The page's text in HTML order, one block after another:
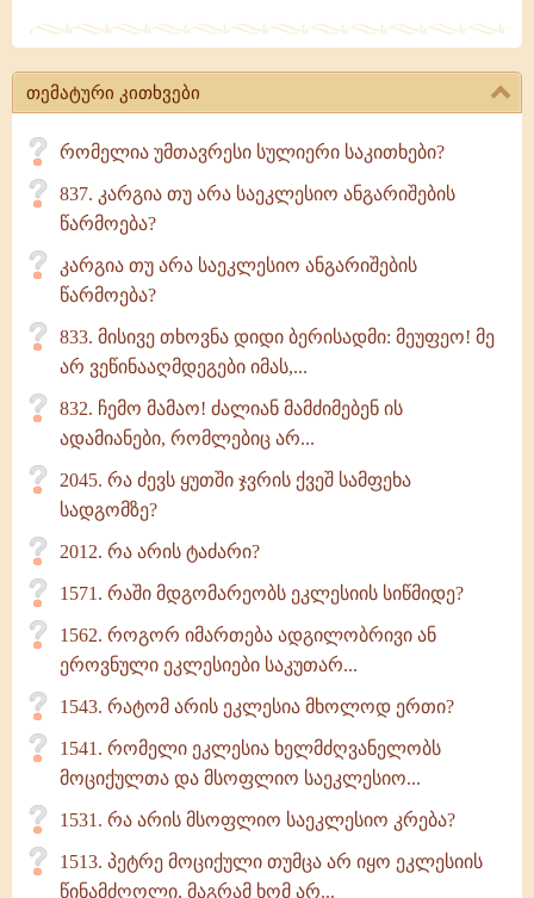
მას
ახარებს.
ეკლესია
მხოლოდ
ტექნიკის
დესპოტურ
თემატური კითხვები
რომელია უმთავრესი სულიერი საკითხები?
837. კარგია თუ არა საეკლესიო ანგარიშების
წარმოება?
კარგია თუ არა საეკლესიო ანგარიშების
წარმოება?
833. მისივე თხოვნა დიდი ბერისადმი: მეუფეო! მე
არ ვეწინააღმდეგები იმას,...
832. ჩემო მამაო! ძალიან მამძიმებენ ის
ადამიანები, რომლებიც არ...
2045. რა ძევს ყუთში ჯვრის ქვეშ სამფეხა
სადგომზე?
2012. რა არის ტაძარი?
1571. რაში მდგომარეობს ეკლესიის სიწმიდე?
1562. როგორ იმართება ადგილობრივი ან
ეროვნული ეკლესიები საკუთარ...
1543. რატომ არის ეკლესია მხოლოდ ერთი?
1541. რომელი ეკლესია ხელმძღვანელობს
მოციქულთა და მსოფლიო საეკლესიო...
1531. რა არის მსოფლიო საეკლესიო კრება?
1513. პეტრე მოციქული თუმცა არ იყო ეკლესიის
წინამძღოლი, მაგრამ ხომ არ...